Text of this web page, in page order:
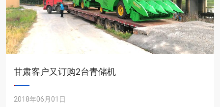
甘肃客户又订购2台青储机
2018年06月01日